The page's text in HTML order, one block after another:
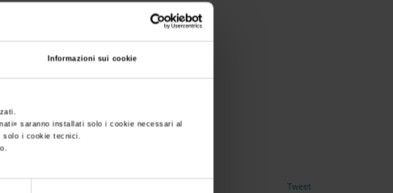
Informazioni sui cookie
» saranno installati solo i cookie necessari al
solo i cookie tecnici.
di vino, olio e birra
Tweet